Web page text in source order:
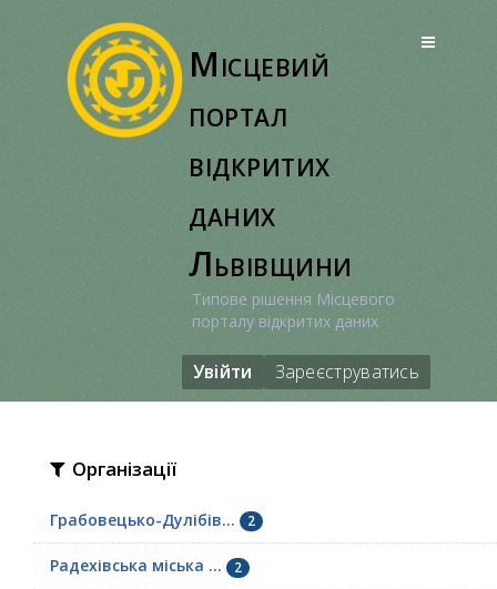
Місцевий
портал
відкритих
даних
Львівщини
Типове рішення Місцевого
порталу відкритих даних
Увійти Зареєструватись
Організації
Грабовецько-Дулібів... 2
Радехівська міська ... 2